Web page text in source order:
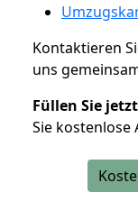
Kontaktieren
uns
Füllen Sie
Sie kostenlose